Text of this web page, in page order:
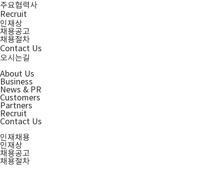
주요협력사
Recruit
인재상
채용공고
채용절차
Contact Us
오시는길
About Us
Business
News & PR
Customers
Partners
Recruit
Contact Us
인재채용
인재상
채용공고
채용절차